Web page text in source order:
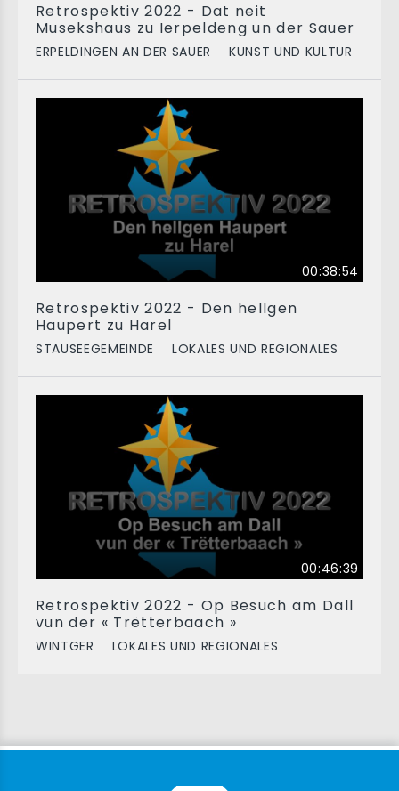
Retrospektiv 2022 - Dat neit
Musekshaus zu Ierpeldeng un der Sauer
ERPELDINGEN AN DER SAUER KUNST UND KULTUR
00:38:54
Retrospektiv 2022 - Den hellgen
Haupert zu Harel
STAUSEEGEMEINDE LOKALES UND REGIONALES
00:46:39
Retrospektiv 2022 - Op Besuch am Dall
vun der « Trëtterbaach »
WINTGER LOKALES UND REGIONALES